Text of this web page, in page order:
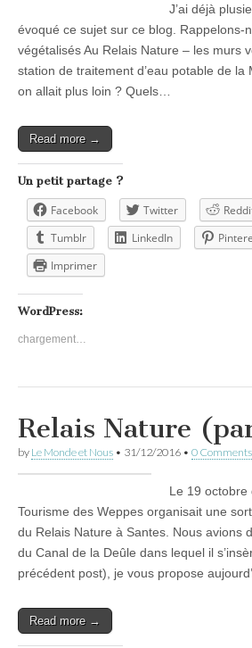
J’ai déjà
évoqué ce sujet sur ce blog. Rappelons-
végétalisés Au Relais Nature – les murs
station de traitement d’eau potable de la
on allait plus loin ? Quels…
Read more →
Un petit partage ?
Facebook Twitter
Tumblr
LinkedIn
Imprimer
WordPress:
chargement…
Relais Nature
by Le Monde et Nous • 31/12/2016 • 0 Comments
Le 19 octobre
Tourisme des Weppes organisait une
du Relais Nature à Santes. Nous avions
du Canal de la Deûle dans lequel il
précédent post), je vous propose
Read more →